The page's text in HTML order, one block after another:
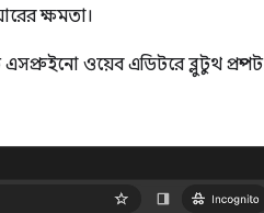
ক্ষমতা।
ওয়েব এডিটরে ব্লুটুথ প্রম্পট